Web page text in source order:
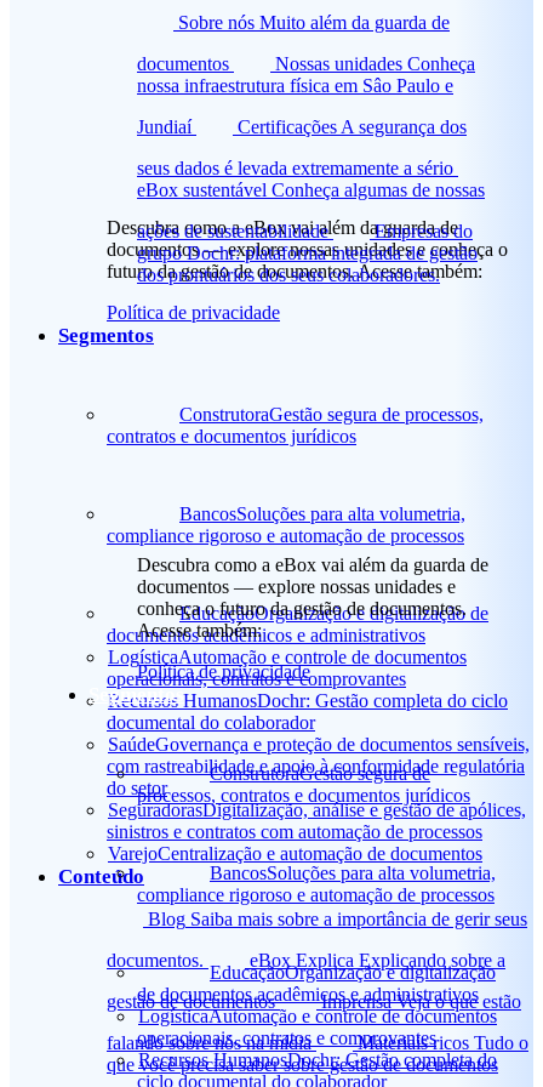
Sobre nós Muito além da guarda de
documentos
Nossas unidades Conheça
nossa infraestrutura física em Sâo Paulo e
Jundiaí
Certificações A segurança dos
seus dados é levada extremamente a sério
eBox sustentável Conheça algumas de nossas
ações de sustentabilidade
Empresas do
grupo Dochr: plataforma integrada de gestão
dos prontuários dos seus colaboradores.
Descubra como a eBox vai além da guarda de
documentos — explore nossas unidades e
conheça o futuro da gestão de documentos.
Acesse também:
Política de privacidade
Segmentos
ConstrutoraGestão segura de
processos, contratos e documentos jurídicos
BancosSoluções para alta volumetria,
compliance rigoroso e automação de processos
EducaçãoOrganização e digitalização
de documentos acadêmicos e administrativos
LogísticaAutomação e controle de documentos
operacionais, contratos e comprovantes
Recursos HumanosDochr: Gestão completa do
ciclo documental do colaborador
Descubra como a eBox vai além da guarda de
documentos — explore nossas unidades e conheça o
futuro da gestão de documentos. Acesse também:
Política de privacidade
Segmentos
ConstrutoraGestão segura de processos,
contratos e documentos jurídicos
BancosSoluções para alta volumetria,
compliance rigoroso e automação de processos
EducaçãoOrganização e digitalização de
documentos acadêmicos e administrativos
LogísticaAutomação e controle de documentos
operacionais, contratos e comprovantes
Recursos HumanosDochr: Gestão completa do ciclo
documental do colaborador
SaúdeGovernança e proteção de documentos sensíveis,
com rastreabilidade e apoio à conformidade regulatória
do setor
SeguradorasDigitalização, análise e gestão de apólices,
sinistros e contratos com automação de processos
VarejoCentralização e automação de documentos
Conteúdo
Blog Saiba mais sobre a importância de gerir seus
documentos.
eBox Explica Explicando sobre a
gestão de documentos
Imprensa Veja o que estão
falando sobre nós na mídia
Materiais ricos Tudo o
que você precisa saber sobre gestão de documentos